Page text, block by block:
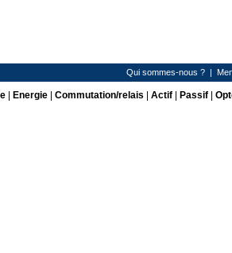
Qui sommes-nous ? |
| Energie| Commutation/relais Actif| Passif|